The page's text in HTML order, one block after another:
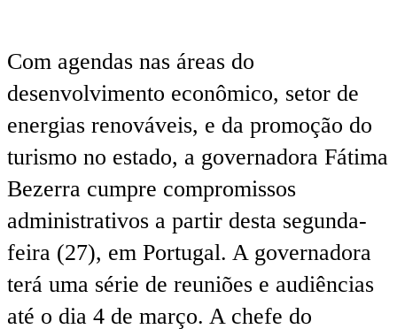
Com agendas nas áreas do
desenvolvimento econômico, setor de
energias renováveis, e da promoção do
turismo no estado, a governadora Fátima
Bezerra cumpre compromissos
administrativos a partir desta segunda-
feira (27), em Portugal. A governadora
terá uma série de reuniões e audiências
até o dia 4 de março. A chefe do